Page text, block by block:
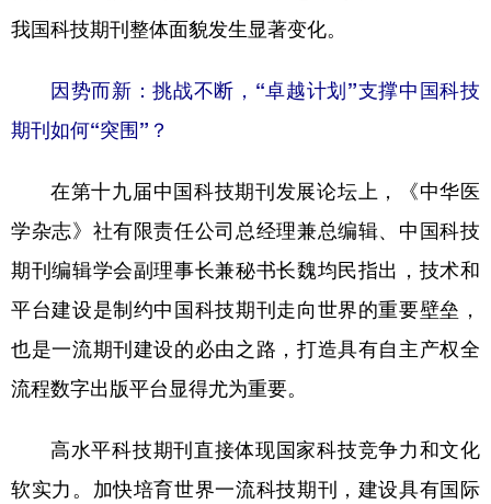
我国科技期刊整体面貌发生显著变化。
因势而新：挑战不断，“卓越计划”支撑中国科技
期刊如何“突围”？
在第十九届中国科技期刊发展论坛上，《中华医
学杂志》社有限责任公司总经理兼总编辑、中国科技
期刊编辑学会副理事长兼秘书长魏均民指出，技术和
平台建设是制约中国科技期刊走向世界的重要壁垒，
也是一流期刊建设的必由之路，打造具有自主产权全
流程数字出版平台显得尤为重要。
高水平科技期刊直接体现国家科技竞争力和文化
软实力。加快培育世界一流科技期刊，建设具有国际